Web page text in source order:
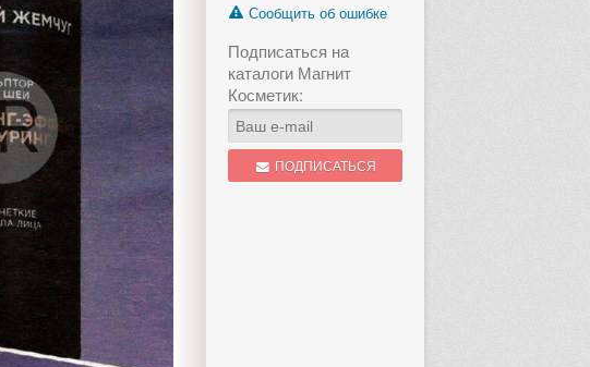
Сообщить об ошибке
Подписаться на
каталоги Магнит
Косметик:
ПОДПИСАТЬСЯ